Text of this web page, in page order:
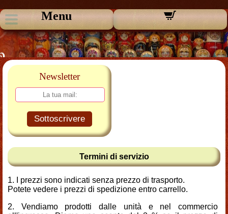
Menu
Newsletter
Sottoscrivere
Termini di servizio
I prezzi sono indicati senza prezzo di trasporto.
Potete vedere i prezzi di spedizione entro carrello.
Vendiamo prodotti dalle unità e nel commercio